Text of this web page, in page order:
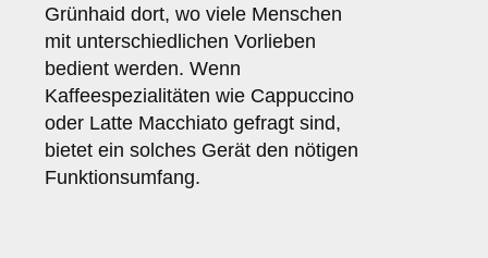
Grünhaid dort, wo viele Menschen
mit unterschiedlichen Vorlieben
bedient werden. Wenn
Kaffeespezialitäten wie Cappuccino
oder Latte Macchiato gefragt sind,
bietet ein solches Gerät den nötigen
Funktionsumfang.